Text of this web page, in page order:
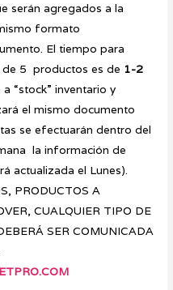
serán agregados a la
formato
El tiempo para
de 5 productos es de 1-2
“stock” inventario y
el mismo documento
se efectuarán dentro del
la información de
actualizada el Lunes).
PRODUCTOS A
CUALQUIER TIPO DE
SER COMUNICADA